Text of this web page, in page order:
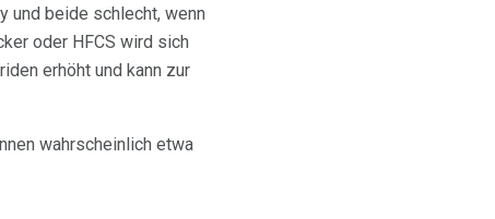
und beide schlecht, wenn
oder HFCS wird sich
erhöht und kann zur
wahrscheinlich etwa